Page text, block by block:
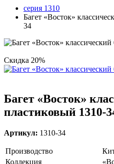
серия 1310
Багет «Восток»
34
Скидка 20%
Багет «Восток»
пластиковый 1310-
Артикул: 1310-34
Производство
Коллекция